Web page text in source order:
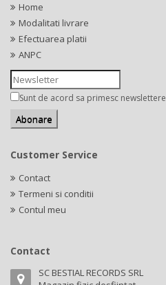
Home
Modalitati livrare
Efectuarea platii
ANPC
Sunt de acord sa primesc newslettere
Customer Service
Contact
Termeni si conditii
Contul meu
Contact
SC BESTIAL RECORDS SRL